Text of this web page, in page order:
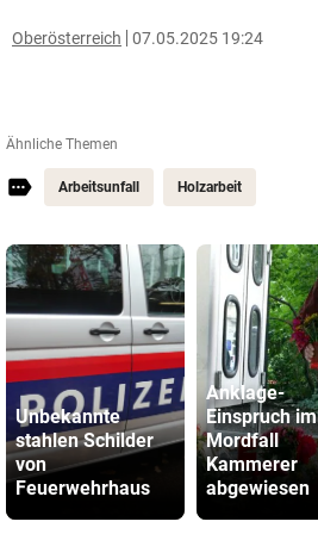
Oberösterreich 07.05.2025 19:24
Ähnliche Themen
Arbeitsunfall Holzarbeit
Unbekannte
stahlen Schilder
von
Feuerwehrhaus
Anklage-
Einspruch im
Mordfall
Kammerer
abgewiesen